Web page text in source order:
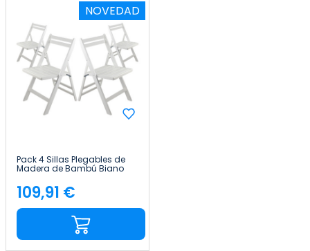
NOVEDAD
Pack 4 Sillas Plegables de
Madera de Bambú Biano
Precio
109,91 €